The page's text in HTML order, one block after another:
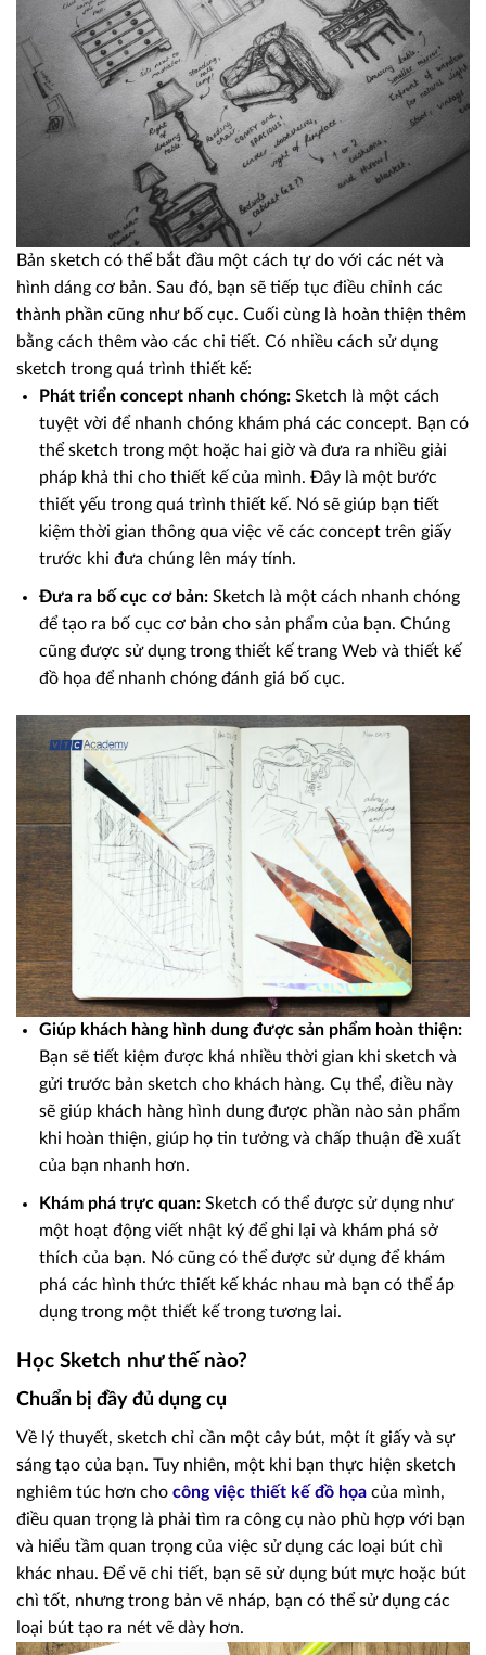
Bản sketch có thể bắt đầu một cách tự do với các nét và
hình dáng cơ bản. Sau đó, bạn sẽ tiếp tục điều chỉnh các
thành phần cũng như bố cục. Cuối cùng là hoàn thiện thêm
bằng cách thêm vào các chi tiết. Có nhiều cách sử dụng
sketch trong quá trình thiết kế:
Phát triển concept nhanh chóng:Sketch là một cách
tuyệt vời để nhanh chóng khám phá các concept. Bạn có
thể sketch trong một hoặc hai giờ và đưa ra nhiều giải
pháp khả thi cho thiết kế của mình. Đây là một bước
thiết yếu trong quá trình thiết kế. Nó sẽ giúp bạn tiết
kiệm thời gian thông qua việc vẽ các concept trên giấy
trước khi đưa chúng lên máy tính.
Đưa ra bố cục cơ bản:Sketch là một cách nhanh chóng
để tạo ra bố cục cơ bản cho sản phẩm của bạn. Chúng
cũng được sử dụng trong thiết kế trang Web và thiết kế
đồ họa để nhanh chóng đánh giá bố cục.
Giúp khách hàng hình dung được sản phẩm hoàn thiện:
Bạn sẽ tiết kiệm được khá nhiều thời gian khi sketch và
gửi trước bản sketch cho khách hàng. Cụ thể, điều này
sẽ giúp khách hàng hình dung được phần nào sản phẩm
khi hoàn thiện, giúp họ tin tưởng và chấp thuận đề xuất
của bạn nhanh hơn.
Khám phá trực quan:Sketch có thể được sử dụng như
một hoạt động viết nhật ký để ghi lại và khám phá sở
thích của bạn. Nó cũng có thể được sử dụng để khám
phá các hình thức thiết kế khác nhau mà bạn có thể áp
dụng trong một thiết kế trong tương lai.
Học Sketch như thế nào?
Chuẩn bị đầy đủ dụng cụ
Về lý thuyết, sketch chỉ cần một cây bút, một ít giấy và sự
sáng tạo của bạn. Tuy nhiên, một khi bạn thực hiện sketch
nghiêm túc hơn cho công việc thiết kế đồ họa của mình,
điều quan trọng là phải tìm ra công cụ nào phù hợp với bạn
và hiểu tầm quan trọng của việc sử dụng các loại bút chì
khác nhau. Để vẽ chi tiết, bạn sẽ sử dụng bút mực hoặc bút
chì tốt, nhưng trong bản vẽ nháp, bạn có thể sử dụng các
loại bút tạo ra nét vẽ dày hơn.